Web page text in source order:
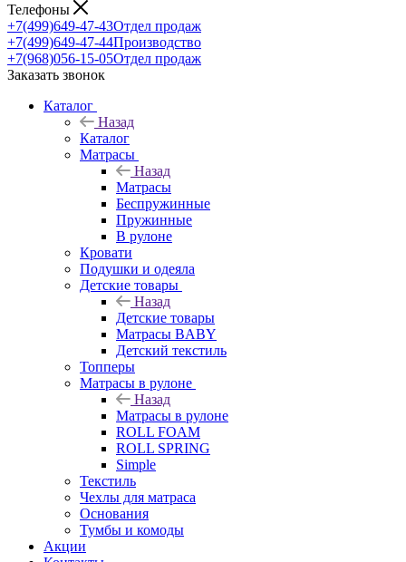
Телефоны
+7(499)649-47-43Отдел продаж
+7(499)649-47-44Производство
+7(968)056-15-05Отдел продаж
Заказать звонок
Каталог
Назад
Каталог
Матрасы
Назад
Матрасы
Беспружинные
Пружинные
В рулоне
Кровати
Подушки и одеяла
Детские товары
Назад
Детские товары
Матрасы BABY
Детский текстиль
Топперы
Матрасы в рулоне
Назад
Матрасы в рулоне
ROLL FOAM
ROLL SPRING
Simple
Текстиль
Чехлы для матраса
Основания
Тумбы и комоды
Акции